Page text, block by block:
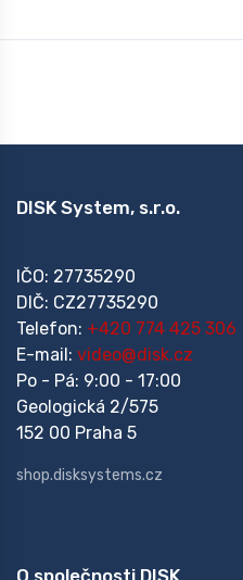
DISK System, s.r.o.
IČO: 27735290
DIČ: CZ27735290
Telefon: +420 774 425 306
E-mail: video@disk.cz
Po - Pá: 9:00 - 17:00
Geologická 2/575
152 00 Praha 5
shop.disksystems.cz
O společnosti DISK